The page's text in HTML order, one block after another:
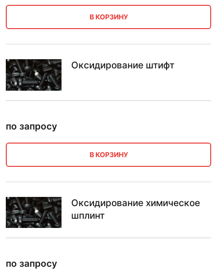
В КОРЗИНУ
Оксидирование штифт
по запросу
В КОРЗИНУ
Оксидирование химическое
шплинт
по запросу